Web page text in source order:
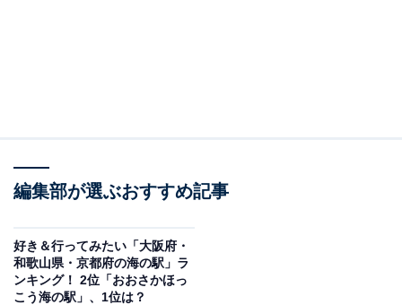
のマリーナなどの魅力のある観光施設が多く、絶景スポ
ットも多いので、魅力のある行ってみたい海の駅です」
（30代男性／兵庫県）、「海の駅のすぐ近くの若狭湾
編集部が選ぶおすすめ記事
好き＆行ってみたい「大阪府・
和歌山県・京都府の海の駅」ラ
ンキング！ 2位「おおさかほっ
こう海の駅」、1位は？